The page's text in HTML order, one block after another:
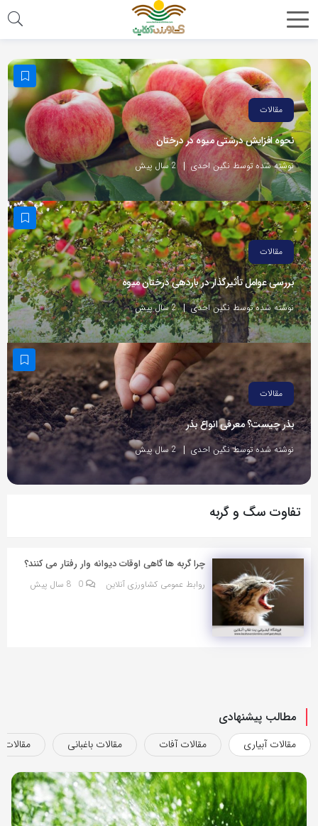
مقالات
نحوه افزایش درشتی میوه در درختان
نوشته شده توسط نگین احدی 2 سال پیش
مقالات
بررسی عوامل تأثیرگذار در باردهی درختان میوه
نوشته شده توسط نگین احدی 2 سال پیش
مقالات
بذر چیست؟ معرفی انواع بذر
نوشته شده توسط نگین احدی 2 سال پیش
تفاوت سگ و گربه
چرا گربه ها گاهی اوقات دیوانه وار رفتار می کنند؟
روابط عمومی کشاورزی آنلاین 0 8 سال پیش
مطالب پیشنهادی
مقالات آبیاری مقالات آفات مقالات باغبانی مقالات